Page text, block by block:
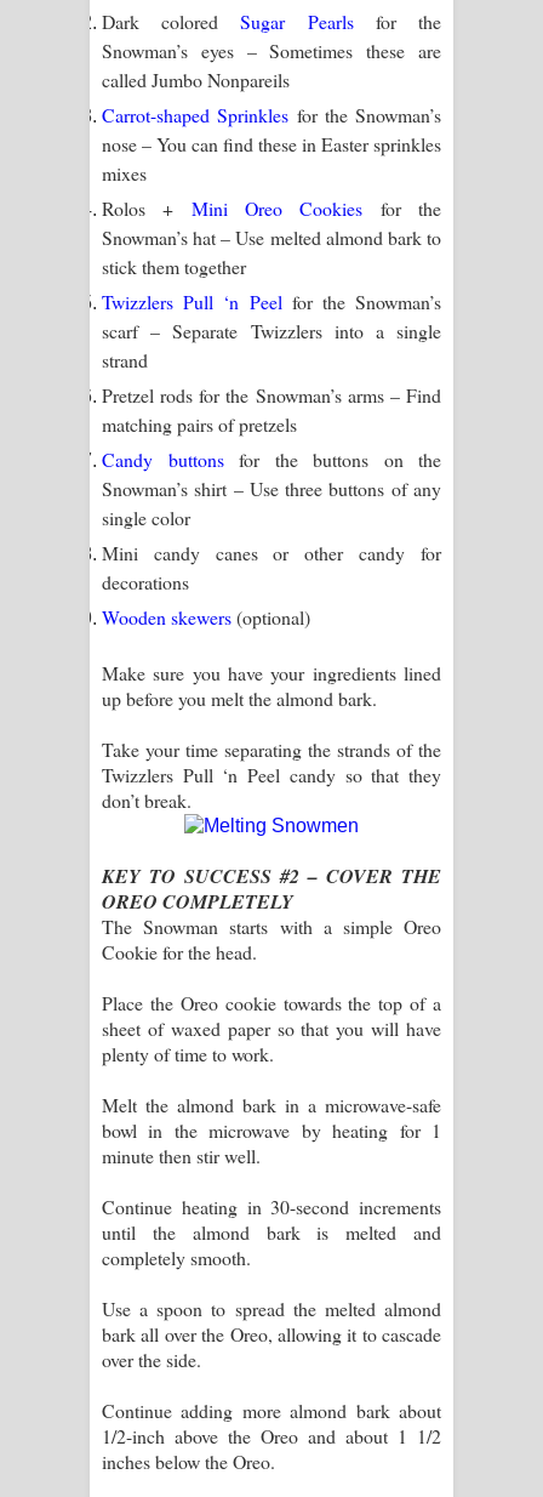
Dark coloredSugar Pearls for the
Snowman’s eyes – Sometimes these are
called Jumbo Nonpareils
Carrot-shaped Sprinkles for the Snowman’s
nose – You can find these in Easter sprinkles
mixes
Rolos + Mini Oreo Cookies for the
Snowman’s hat – Use melted almond bark to
stick them together
Twizzlers Pull ‘n Peel for the Snowman’s
scarf – Separate Twizzlers into a single
strand
Pretzel rods for the Snowman’s arms – Find
matching pairs of pretzels
Candy buttonsfor the buttons on the
Snowman’s shirt – Use three buttons of any
single color
Mini candy canes or other candy for
decorations
Wooden skewers(optional)
Make sure you have your ingredients lined
up before you melt the almond bark.
Take your time separating the strands of the
Twizzlers Pull ‘n Peel candy so that they
don’t break.
KEY TO SUCCESS #2 – COVER THE
OREO COMPLETELY
The Snowman starts with a simple Oreo
Cookie for the head.
Place the Oreo cookie towards the top of a
sheet of waxed paper so that you will have
plenty of time to work.
Melt the almond bark in a microwave-safe
bowl in the microwave by heating for 1
minute then stir well.
Continue heating in 30-second increments
until the almond bark is melted and
completely smooth.
Use a spoon to spread the melted almond
bark all over the Oreo, allowing it to cascade
over the side.
Continue adding more almond bark about
1/2-inch above the Oreo and about 1 1/2
inches below the Oreo.